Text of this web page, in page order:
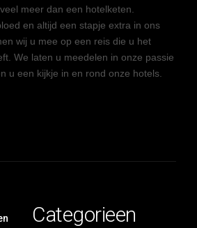
meer dan een hotelketen.
en altijd een stapje extra in ons
wij u mee op een reis die u het
We laten u meedelen in onze passie
u een kijkje in en rond onze hotels.
Categorieen